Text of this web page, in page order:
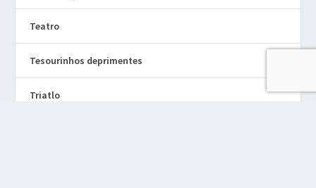
Teatro
Tesourinhos deprimentes
Triatlo